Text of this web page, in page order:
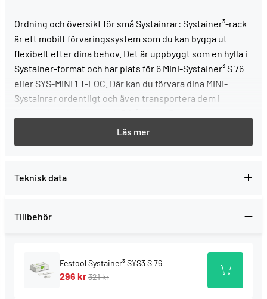
Ordning och översikt för små Systainrar: Systainer³-rack
är ett mobilt förvaringssystem som du kan bygga ut
flexibelt efter dina behov. Det är uppbyggt som en hylla i
Systainer-format och har plats för 6 Mini-Systainer³ S 76
eller SYS-MINI 1 T-LOC. Där kan du förvara dina MINI-
Systainrar ordentligt och även transportera dem i
utökas när du behöver mer plats: du kan bygga upp ett
eget hyllsystem i verkstaden eller kombinera Systainer³-
översikt på arbetsplatsen.
Överskådligt: Hyllmodul med hållare för 6 st
flexibelt förvaringssystem i verkstaden
Praktisk förvaring: Med fjädermekanism, bara att
trycka med fingret för att ta ut MINI-Systainrarna
Teknisk data
Tillbehör
Festool Systainer³ SYS3 S 76
296 kr321 kr